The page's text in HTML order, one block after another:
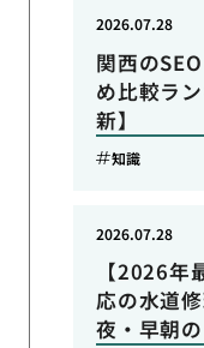
関西の
め比較ラ
新】
2026.07.28
知識
【2026
応の水道
夜・早朝
2026.07.28